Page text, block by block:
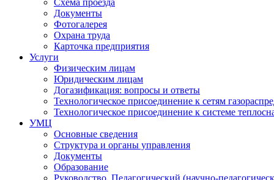
Схема проезда
Документы
Фотогалерея
Охрана труда
Карточка предприятия
Услуги
Физическим лицам
Юридическим лицам
Догазификация: вопросы и ответы
Технологическое присоединение к сетям
Технологическое присоединение к системе
УМЦ
Основные сведения
Структура и органы управления
Документы
Образование
Руководство. Педагогический (научно-